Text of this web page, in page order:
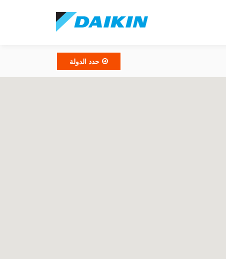
حدد الدولة